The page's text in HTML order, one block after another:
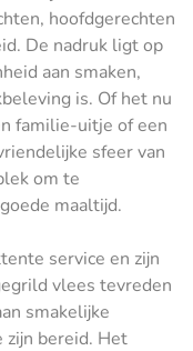
hoofdgerechten
De nadruk ligt op
aan smaken,
is. Of het nu
familie-uitje of een
sfeer van
om te
maaltijd.
service en zijn
vlees tevreden
smakelijke
zijn bereid. Het